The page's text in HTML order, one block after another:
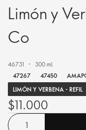
Limón y
Co
46731
300 ml.
47267
47450
LIMÓN Y VERBENA - REFIL
$11.000